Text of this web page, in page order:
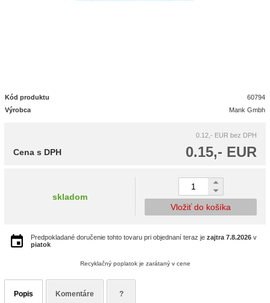
Kód produktu
60794
Výrobca
Mank Gmbh
0.12,- EUR bez DPH
0.15,- EUR
Cena s DPH
skladom
Vložiť do košíka
Predpokladané doručenie tohto tovaru pri objednaní teraz je zajtra 7.8.2026 v
piatok
Recyklačný poplatok je zarátaný v cene
Popis Komentáre ?